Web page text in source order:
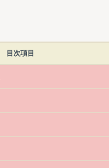
目次項目